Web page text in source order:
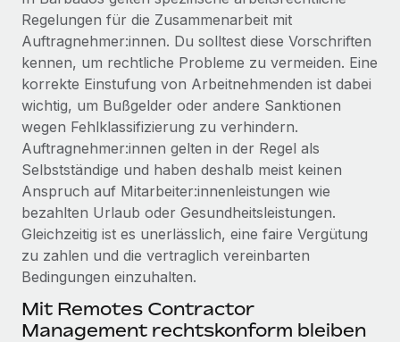
Geräten
Gründung von Niederlassungen
Schnelle, rechtssichere Gründung von
Niederlassungen
Mobilität und Relocation
Mühelose Relocation von Mitarbeiter:innen
Benefits
Mühelose Verwaltung von Benefits
Strategische Partnerschaft zwischen
Reverse Tech und Remote für Contractor
Management und Payroll
Reverse Tech auf einen Blick Das Gesundheits- und
Wellness-Startup Reverse Tech hat das globale...
Mehr erfahren
Contractor Management
Steuern
Den Blog erkunden
BLOG
Neues zu Remote-Produkten: Integration mit
Gusto und Zero und Contractor Management
Auch im neuen Jahr wollen wir bei Remote Unternehmen
Mehr erfahren
Regelungen für die Zusammenarbeit mit
Auftragnehmer:innen. Du solltest diese Vorschriften
kennen, um rechtliche Probleme zu vermeiden. Eine
korrekte Einstufung von Arbeitnehmenden ist dabei
wichtig, um Bußgelder oder andere Sanktionen
wegen Fehlklassifizierung zu verhindern.
Auftragnehmer:innen gelten in der Regel als
Selbstständige und haben deshalb meist keinen
Anspruch auf Mitarbeiter:innenleistungen wie
bezahlten Urlaub oder Gesundheitsleistungen.
Gleichzeitig ist es unerlässlich, eine faire Vergütung
zu zahlen und die vertraglich vereinbarten
Bedingungen einzuhalten.
Mit Remotes Contractor
Management rechtskonform bleiben